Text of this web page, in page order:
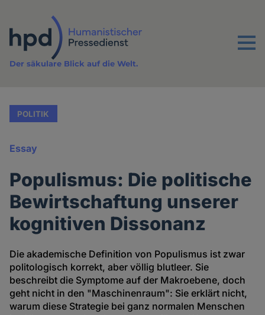
Inhalt
Menu
Der säkulare Blick auf die Welt.
POLITIK
Essay
Populismus: Die politische
Bewirtschaftung unserer
kognitiven Dissonanz
Die akademische Definition von Populismus ist zwar
politologisch korrekt, aber völlig blutleer. Sie
beschreibt die Symptome auf der Makroebene, doch
geht nicht in den "Maschinenraum": Sie erklärt nicht,
warum diese Strategie bei ganz normalen Menschen